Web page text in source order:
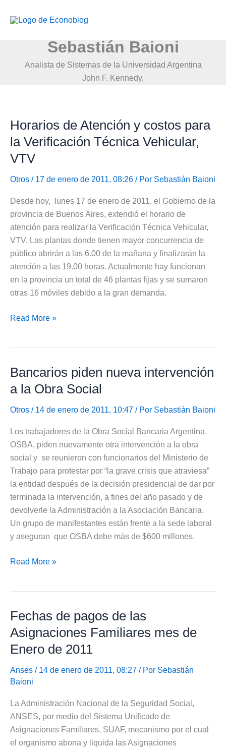
Sebastián Baioni
Analista de Sistemas de la Universidad Argentina
John F. Kennedy.
Horarios de Atención y costos para
la Verificación Técnica Vehicular,
VTV
Otros / 17 de enero de 2011, 08:26 / Por Sebastián Baioni
Desde hoy, lunes 17 de enero de 2011, el Gobierno de la
provincia de Buenos Aires, extendió el horario de
atención para realizar la Verificación Técnica Vehicular,
VTV. Las plantas donde tienen mayor concurrencia de
público abrirán a las 6.00 de la mañana y finalizarán la
atención a las 19.00 horas. Actualmente hay funcionan
en la provincia un total de 46 plantas fijas y se sumaron
otras 16 móviles debido a la gran demanda.
Horarios
costos
para
la
Verificación
Vehicular,
VTV
Read More »
Bancarios piden nueva intervención
a la Obra Social
Otros / 14 de enero de 2011, 10:47 / Por Sebastián Baioni
Los trabajadores de la Obra Social Bancaria Argentina,
OSBA, piden nuevamente otra intervención a la obra
social y se reunieron con funcionarios del Ministerio de
Trabajo para protestar por “la grave crisis que atraviesa”
la entidad después de la decisión presidencial de dar por
terminada la intervención, a fines del año pasado y de
devolverle la Administración a la Asociación Bancaria.
Un grupo de manifestantes están frente a la sede laboral
y aseguran que OSBA debe más de $600 millones.
Bancarios
a
la
Obra
Social
Read More »
Fechas de pagos de las
Asignaciones Familiares mes de
Enero de 2011
Anses / 14 de enero de 2011, 08:27 / Por Sebastián
Baioni
La Administración Nacional de la Seguridad Social,
ANSES, por medio del Sistema Unificado de
Asignaciones Familiares, SUAF, mecanismo por el cual
el organismo abona y liquida las Asignaciones